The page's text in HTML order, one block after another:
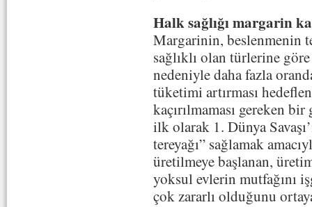
Halk sağlığı margarin
Margarinin, beslenmenin
sağlıklı olan türlerine
nedeniyle daha fazla
tüketimi artırması
kaçırılmaması gereken
ilk olarak 1. Dünya
tereyağı” sağlamak
üretilmeye başlanan,
yoksul evlerin mutfağını
çok zararlı olduğunu